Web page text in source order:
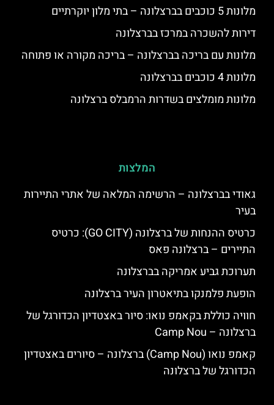
מלונות 5 כוכבים בברצלונה – בתי מלון יוקרתיים
דירות להשכרה במרכז בברצלונה
מלונות עם בריכה בברצלונה – בריכה מקורה או פתוחה
מלונות 4 כוכבים בברצלונה
מלונות מומלצים בשדרות הרמבלס ברצלונה
המלצות
גאודי בברצלונה – הרשימה המלאה של אתרי התיירות
בעיר
כרטיס ההנחות של ברצלונה (GO CITY): כרטיס
התיירים – ברצלונה פאס
תערוכת גביע אמריקה בברצלונה
הופעת פלמנקו בתיאטרון העיר ברצלונה
חוויה כוללת בקאמפ נואו: סיור באצטדיון הכדורגל של
ברצלונה – Camp Nou
קאמפ נואו (Camp Nou) ברצלונה – סיורים באצטדיון
הכדורגל של ברצלונה